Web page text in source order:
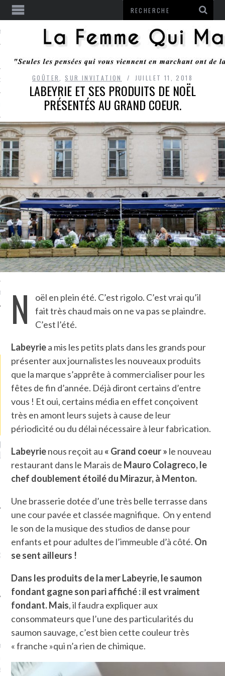
RESTER
MONROZIER
ARCACHON
ATTACHÉS À LA
L’AMBASSADE
POURQUOI
QUI ?
CHAMPIGNONS ET AUX
LARDONS DANS LA HALLE
DE DAX. ET POURQUOI PAS
?
DE
MES DERNIERS
SUR FACEBOOK
QUI MARCHE
journaliste à France
conquis mais en
GOÛTER SUR INVITATION JUILLET 11, 2018
LABEYRIE ET SES PRODUITS DE NOËL
PRÉSENTÉS AU GRAND COEUR.
N
oël en plein été. C’est rigolo. C’est vrai qu’il
fait très chaud mais on ne va pas se plaindre.
C’est l’été.
Labeyriea mis les petits plats dans les grands pour
présenter aux journalistes les nouveaux produits
que la marque s’apprête à commercialiser pour les
fêtes de fin d’année. Déjà diront certains d’entre
vous ! Et oui, certains média en effet conçoivent
très en amont leurs sujets à cause de leur
périodicité ou du délai nécessaire à leur fabrication.
Labeyrienous reçoit au « Grand coeur » le nouveau
restaurant dans le Marais de Mauro Colagreco, le
chef doublement étoilé du Mirazur, à Menton.
Une brasserie dotée d’une très belle terrasse dans
une cour pavée et classée magnifique. On y entend
le son de la musique des studios de danse pour
enfants et pour adultes de l’immeuble d’à côté. On
se sent ailleurs !
Dans les produits de la mer Labeyrie, le saumon
fondant gagne son pari affiché : il est vraiment
fondant. Mais, il faudra expliquer aux
consommateurs que l’une des particularités du
saumon sauvage, c’est bien cette couleur très
« franche »qui n’a rien de chimique.